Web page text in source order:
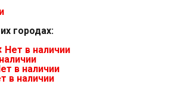
городах:
Нет в наличии
в наличии
в наличии